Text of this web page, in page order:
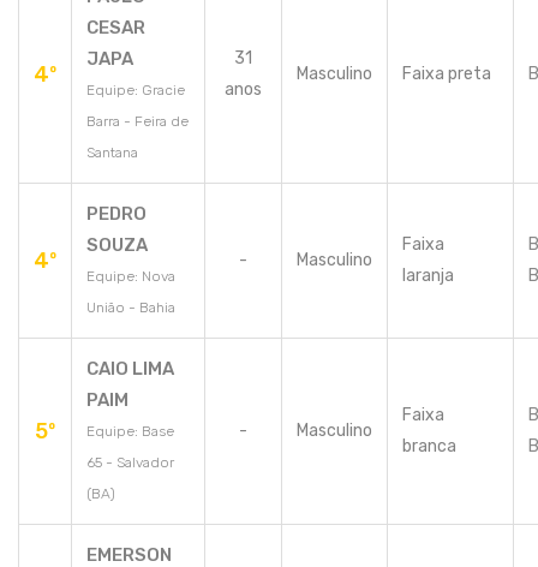
4º
CESAR
JAPA
Equipe: Gracie
Barra - Feira de
Santana
31
anos
Masculino Faixa preta
4º
PEDRO
SOUZA
Equipe: Nova
União - Bahia
- Masculino
Faixa
laranja
5º
CAIO LIMA
PAIM
Equipe: Base
65 - Salvador
(BA)
- Masculino
Faixa
branca
EMERSON